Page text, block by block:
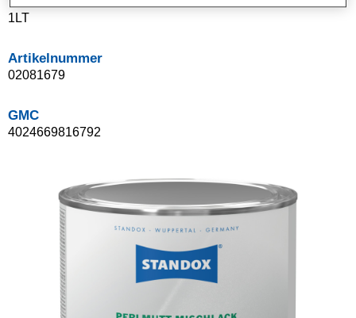
1LT
Artikelnummer
02081679
GMC
4024669816792